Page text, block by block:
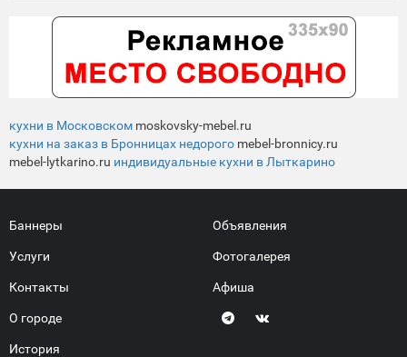
кухни в Московском moskovsky-mebel.ru
кухни на заказ в Бронницах недорого mebel-bronnicy.ru
mebel-lytkarino.ru индивидуальные кухни в Лыткарино
Баннеры
Услуги
Контакты
О городе
История
Объявления
Фотогалерея
Афиша